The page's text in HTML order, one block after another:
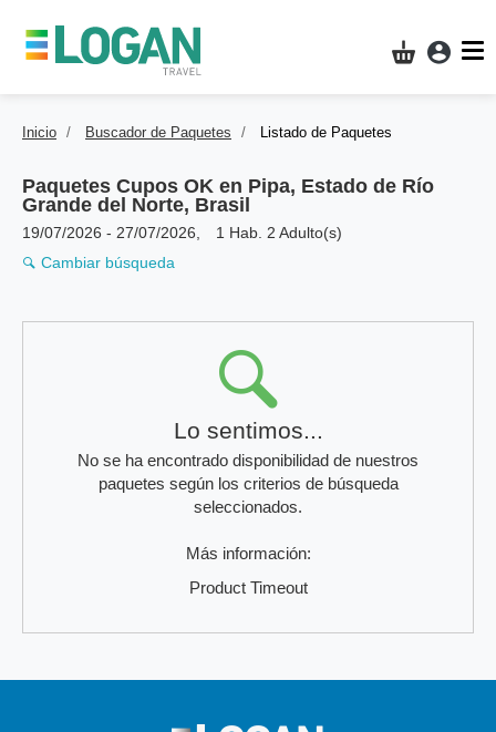
Mi compra
Inicio Buscador de Paquetes Listado de Paquetes
Paquetes Cupos OK en Pipa, Estado de Río
Grande del Norte, Brasil
19/07/2026 - 27/07/2026
1 Hab. 2 Adulto(s)
Cambiar búsqueda
Resultados
Lo sentimos...
No se ha encontrado disponibilidad de nuestros
paquetes según los criterios de búsqueda
seleccionados.
Más información:
Product Timeout